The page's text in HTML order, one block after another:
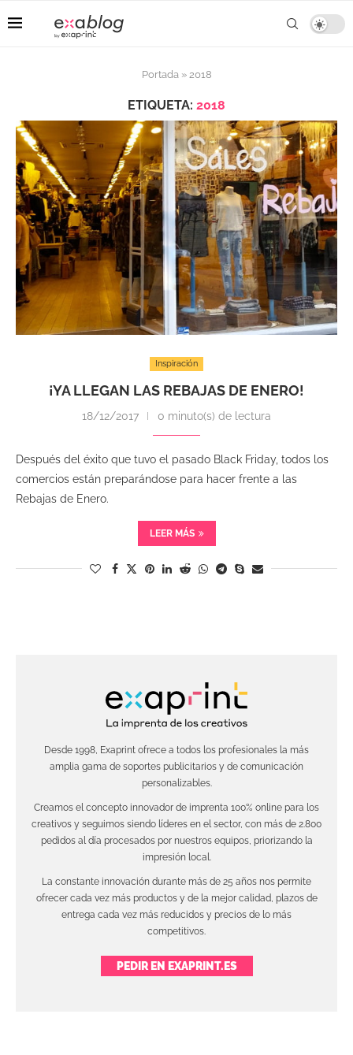
Portada» 2018
ETIQUETA: 2018
Inspiración
¡YA LLEGAN LAS REBAJAS DE ENERO!
18/12/2017 0 minuto(s) de lectura
Después del éxito que tuvo el pasado Black Friday, todos los
comercios están preparándose para hacer frente a las
Rebajas de Enero.
LEER MÁS
Desde 1998, Exaprint ofrece a todos los profesionales la más
amplia gama de soportes publicitarios y de comunicación
personalizables.
Creamos el concepto innovador de imprenta 100% online para los
creativos y seguimos siendo líderes en el sector, con más de 2.800
pedidos al día procesados por nuestros equipos, priorizando la
impresión local.
La constante innovación durante más de 25 años nos permite
ofrecer cada vez más productos y de la mejor calidad, plazos de
entrega cada vez más reducidos y precios de lo más
competitivos.
PEDIR EN EXAPRINT.ES